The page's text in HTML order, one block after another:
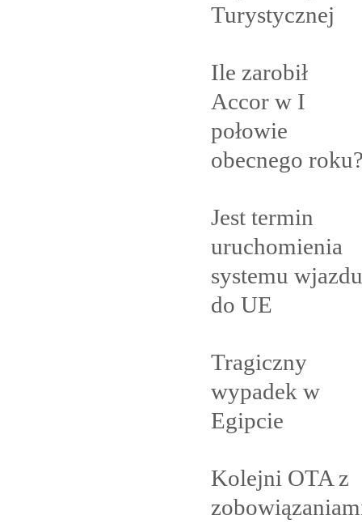
Turystycznej
Ile zarobił
Accor w I
połowie
obecnego
Jest termin
uruchomienia
systemu wjazdu
do UE
Tragiczny
wypadek w
Egipcie
Kolejni OTA z